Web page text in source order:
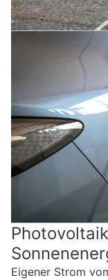
Eigener Strom